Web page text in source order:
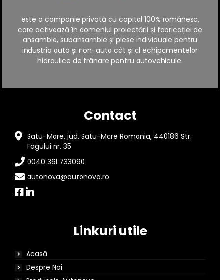
este o companie privată cu capital 100% românesc,
care activează în domeniul proiectării și fabricației de
ansamble, subansamble și piese individuale pentru
industria auto și non-auto cât și al echipamentelor
hidraulice de frânare pentru autovehicule.
Contact
Satu-Mare, jud. Satu-Mare Romania, 440186 Str.
Fagului nr. 35
0040 361 733090
autonova@autonova.ro
Linkuri utile
Acasă
Despre Noi